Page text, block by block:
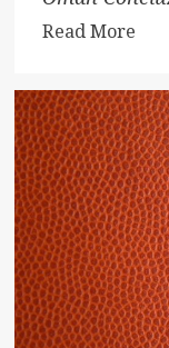
Read MoreRead
–